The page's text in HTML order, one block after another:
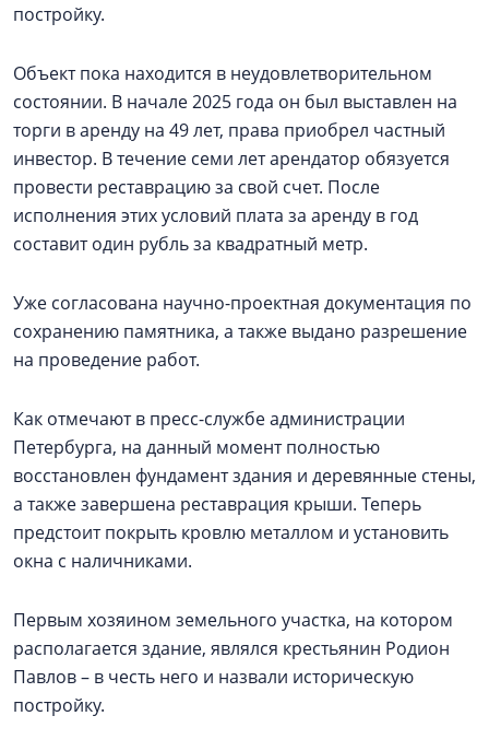
постройку.
Объект пока находится в неудовлетворительном
состоянии. В начале 2025 года он был выставлен на
торги в аренду на 49 лет, права приобрел частный
инвестор. В течение семи лет арендатор обязуется
провести реставрацию за свой счет. После
исполнения этих условий плата за аренду в год
составит один рубль за квадратный метр.
Уже согласована научно-проектная документация по
сохранению памятника, а также выдано разрешение
на проведение работ.
Как отмечают в пресс-службе администрации
Петербурга, на данный момент полностью
восстановлен фундамент здания и деревянные стены,
а также завершена реставрация крыши. Теперь
предстоит покрыть кровлю металлом и установить
окна с наличниками.
Первым хозяином земельного участка, на котором
располагается здание, являлся крестьянин Родион
Павлов – в честь него и назвали историческую
постройку.